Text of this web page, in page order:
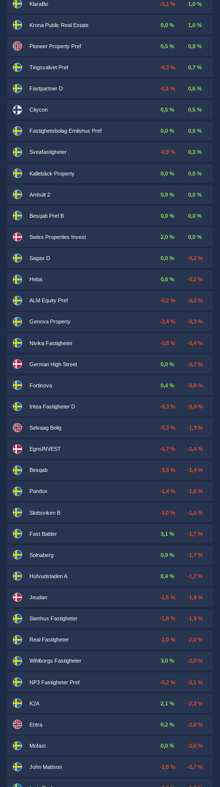
KlaraBo -0,1 % 1,0 %
Krona Public Real Estate 0,0 % 1,0 %
Pioneer Property Pref 0,5 % 0,9 %
Tingsvalvet Pref -0,3 % 0,7 %
Fastpartner D -0,6 % 0,6 %
Citycon 0,5 % 0,5 %
Fastighetsbolag Emilshus Pref 0,0 % 0,5 %
Sveafastigheter -0,9 % 0,3 %
Kallebäck Property 0,0 % 0,0 %
Amhult 2 0,9 % 0,0 %
Besqab Pref B 0,0 % 0,0 %
Swiss Properties Invest 2,0 % 0,0 %
Sagax D 0,0 % -0,2 %
Heba 0,6 % -0,2 %
ALM Equity Pref -0,2 % -0,2 %
Genova Property -2,4 % -0,3 %
Nivika Fastigheter -0,8 % -0,4 %
German High Street 0,0 % -0,7 %
Fortinova 0,4 % -0,8 %
Intea Fastigheter D -0,3 % -0,9 %
Selvaag Bolig -0,3 % -1,3 %
EgnsINVEST -0,7 % -1,4 %
Besqab -3,8 % -1,4 %
Pandox -1,4 % -1,5 %
Slottsviken B -3,0 % -1,5 %
Fast Balder 3,1 % -1,7 %
Solnaberg 0,9 % -1,7 %
Hufvudstaden A 0,4 % -1,7 %
Jeudan -1,5 % -1,9 %
Stenhus Fastigheter -1,8 % -1,9 %
Real Fastigheter -1,0 % -2,0 %
Wihlborgs Fastigheter 3,0 % -2,0 %
NP3 Fastigheter Pref -0,2 % -2,1 %
K2A 2,1 % -2,3 %
Entra 0,2 % -2,6 %
Mofast 0,0 % -2,6 %
John Mattson -2,0 % -2,7 %